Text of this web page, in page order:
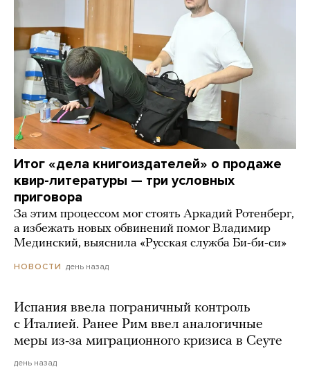
Итог «дела книгоиздателей» о продаже
квир-литературы — три условных
приговора
За этим процессом мог стоять Аркадий Ротенберг,
а избежать новых обвинений помог Владимир
Мединский, выяснила «Русская служба Би-би-си»
НОВОСТИ день назад
Испания ввела пограничный контроль
с Италией. Ранее Рим ввел аналогичные
меры из-за миграционного кризиса в Сеуте
день назад